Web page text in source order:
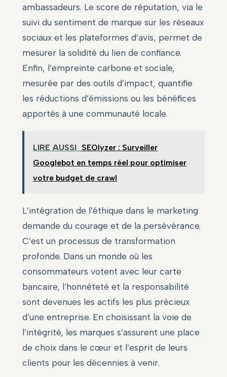
ambassadeurs. Le score de réputation, via le
suivi du sentiment de marque sur les réseaux
sociaux et les plateformes d’avis, permet de
mesurer la solidité du lien de confiance.
Enfin, l’empreinte carbone et sociale,
mesurée par des outils d’impact, quantifie
les réductions d’émissions ou les bénéfices
apportés à une communauté locale.
LIRE AUSSI SEOlyzer : Surveiller
Googlebot en temps réel pour optimiser
votre budget de crawl
L’intégration de l’éthique dans le marketing
demande du courage et de la persévérance.
C’est un processus de transformation
profonde. Dans un monde où les
consommateurs votent avec leur carte
bancaire, l’honnêteté et la responsabilité
sont devenues les actifs les plus précieux
d’une entreprise. En choisissant la voie de
l’intégrité, les marques s’assurent une place
de choix dans le cœur et l’esprit de leurs
clients pour les décennies à venir.